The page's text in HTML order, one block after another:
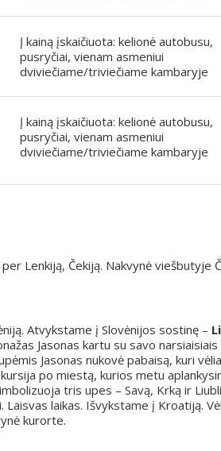
Į kainą įskaičiuota: kelionė autobusu,
pusryčiai, vienam asmeniui
dviviečiame/triviečiame kambaryje
Į kainą įskaičiuota: kelionė autobusu,
pusryčiai, vienam asmeniui
dviviečiame/triviečiame kambaryje
Lenkiją, Čekiją. Nakvynė viešbutyje
Atvykstame į Slovėnijos sostinę –
Jasonas kartu su savo
Jasonas nukovė pabaisą, kuri
po miestą, kurios metu
tris upes – Savą, Krką ir
Laisvas laikas. Išvykstame į Kroatiją.
kurorte.